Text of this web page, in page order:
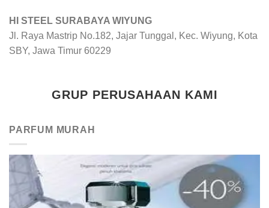
HI STEEL SURABAYA WIYUNG
Jl. Raya Mastrip No.182, Jajar Tunggal, Kec. Wiyung, Kota
SBY, Jawa Timur 60229
GRUP PERUSAHAAN KAMI
PARFUM MURAH